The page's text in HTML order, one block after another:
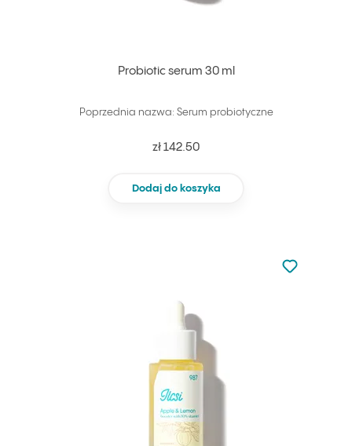
Probiotic serum 30 ml
Poprzednia nazwa: Serum probiotyczne
zł 142.50
Dodaj do koszyka
Nie dodano
Dodaj do